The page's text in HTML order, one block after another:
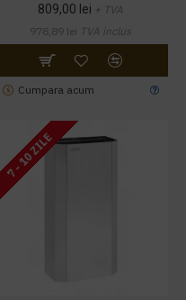
809,00 lei + TVA
978,89 lei TVA inclus
Cumpara acum
7 - 10 ZILE